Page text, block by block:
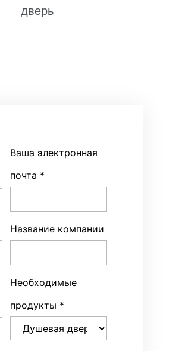
душевая дверь
Ваша электронная
почта *
Название компании
Необходимые
продукты *